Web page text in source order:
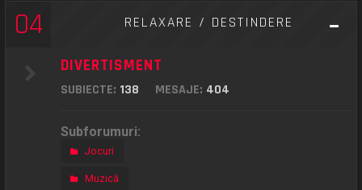
04 RELAXARE / DESTINDERE
DIVERTISMENT
SUBIECTE: 138 MESAJE: 404
Subforumuri:
Jocuri
Muzică